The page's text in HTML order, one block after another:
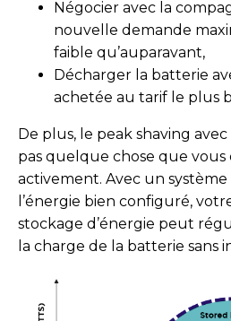
Négocier avec la
nouvelle demande
faible qu’auparavant,
Décharger la batterie
achetée au tarif le plus
De plus, le peak shaving avec
pas quelque chose que
activement. Avec un
l’énergie bien configuré,
stockage d’énergie peut
la charge de la batterie sans